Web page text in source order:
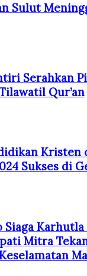
Sulut
Serahkan
Qur’an
Kristen
Sukses di
Siaga
Mitra